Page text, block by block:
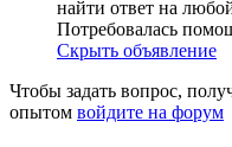
найти ответ на
Потребовалась
Скрыть объявление
Чтобы задать вопрос,
опытом войдите на форум